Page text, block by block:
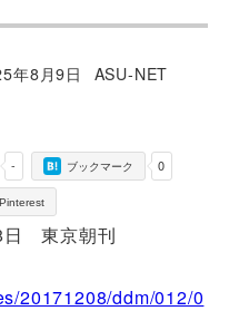
年8月9日
著
ASU-NET
- 0
ブックマーク
Pinterest
東京朝刊
20171208/ddm/012/0